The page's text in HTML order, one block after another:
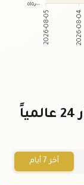
٥١٥٫٠٠
2026-08-05 2026-08-04
سعر نصف ليرة انجليزي عيار 24 عالمياً
آخر 7 أيام